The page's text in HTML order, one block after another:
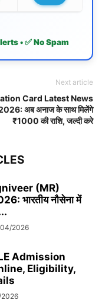
• ✅ No Spam
Next article
Card Latest News
अब अनाज के साथ मिलेंगे
₹1000 की राशि, जल्दी करे
(MR)
भारतीय नौसेना में
2026
Admission
Eligibility,